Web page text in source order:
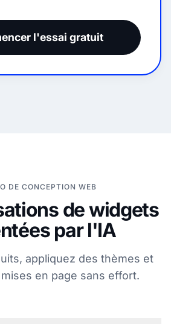
l'essai gratuit
DE CONCEPTION WEB
de widgets
par l'IA
appliquez des thèmes et
en page sans effort.